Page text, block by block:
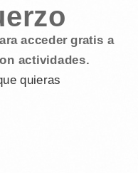
acceder gratis a
actividades.
quieras